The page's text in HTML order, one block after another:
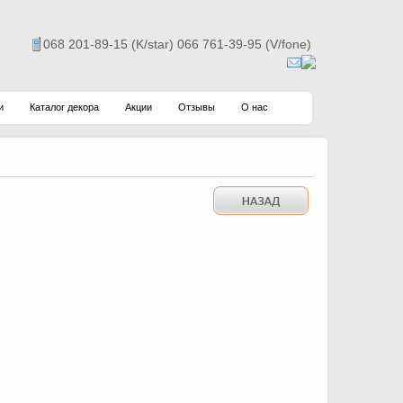
068 201-89-15 (K/star) 066 761-39-95 (V/fone)
Каталог декора Акции Отзывы О нас